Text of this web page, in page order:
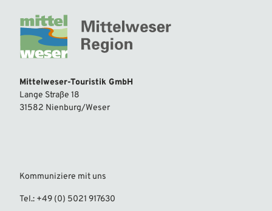
Mittelweser-Touristik GmbH
Lange Straße 18
31582 Nienburg/Weser
Kommuniziere mit uns
Tel.: +49 (0) 5021 917630